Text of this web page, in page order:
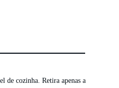
de cozinha. Retira apenas a